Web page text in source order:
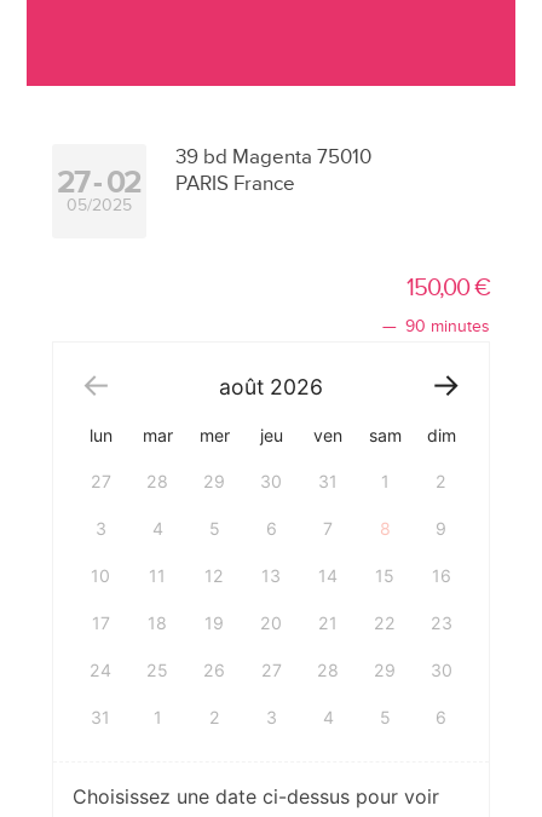
27 02
05/2025
39 bd Magenta 75010
PARIS France
150,00€
90 minutes
août 2026
lun mar mer jeu ven sam dim
27 28 29 30 31 1 2
3 4 5 6 7 8 9
10 11 12 13 14 15 16
17 18 19 20 21 22 23
24 25 26 27 28 29 30
31 1 2 3 4 5 6
Choisissez une date ci-dessus pour voir